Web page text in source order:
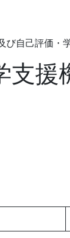
自己評価・
支援